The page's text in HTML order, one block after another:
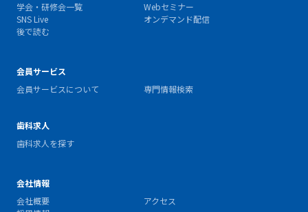
学会・研修会一覧
Webセミナー
SNS Live
オンデマンド配信
後で読む
会員サービス
会員サービスについて
専門情報検索
歯科求人
歯科求人を探す
会社情報
会社概要
アクセス